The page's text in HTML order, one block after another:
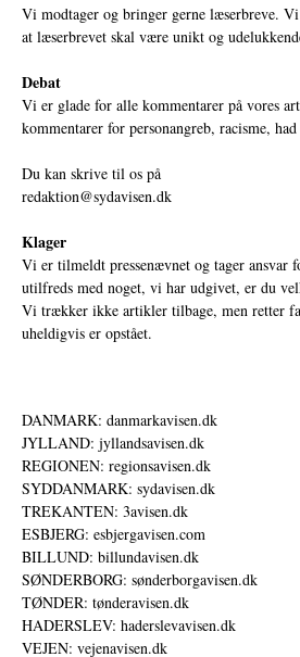
Vi modtager og bringer gerne læserbreve.
at læserbrevet skal være unikt og
Debat
Vi er glade for alle kommentarer på vores
kommentarer for personangreb, racisme,
Du kan skrive til os på
redaktion@sydavisen.dk
Klager
Vi er tilmeldt pressenævnet og tager ansvar
utilfreds med noget, vi har udgivet, er du
Vi trækker ikke artikler tilbage, men retter
uheldigvis er opstået.
DANMARK: danmarkavisen.dk
JYLLAND: jyllandsavisen.dk
REGIONEN: regionsavisen.dk
SYDDANMARK: sydavisen.dk
TREKANTEN: 3avisen.dk
ESBJERG: esbjergavisen.com
BILLUND: billundavisen.dk
SØNDERBORG: sønderborgavisen.dk
TØNDER: tønderavisen.dk
HADERSLEV: haderslevavisen.dk
VEJEN: vejenavisen.dk